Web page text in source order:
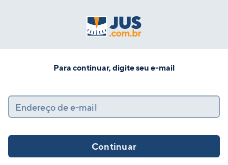
Para continuar, digite seu e-mail
Endereço de e-mail
Continuar